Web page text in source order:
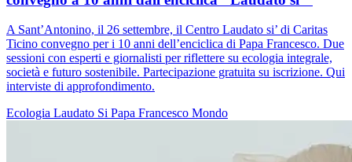
A Sant’Antonino, il 26 settembre, il Centro Laudato si’ di Caritas
Ticino convegno per i 10 anni dell’enciclica di Papa Francesco. Due
sessioni con esperti e giornalisti per riflettere su ecologia integrale,
società e futuro sostenibile. Partecipazione gratuita su iscrizione. Qui
interviste di approfondimento.
Ecologia Laudato Si Papa Francesco Mondo